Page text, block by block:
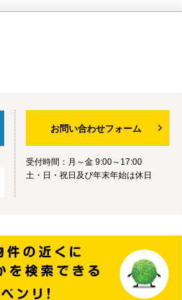
お問い合わせフォーム
受付時間：月～金 9:00～17:00
土・日・祝日及び年末年始は休日